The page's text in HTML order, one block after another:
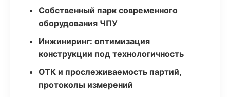
Собственный парк современного
оборудования ЧПУ
Инжиниринг: оптимизация
конструкции под технологичность
ОТК и прослеживаемость партий,
протоколы измерений